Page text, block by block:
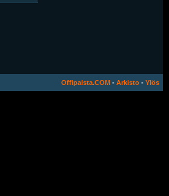
Offipalsta.COM - Arkisto - Ylös